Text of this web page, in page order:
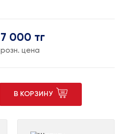
7 000 тг
розн. цена
В КОРЗИНУ